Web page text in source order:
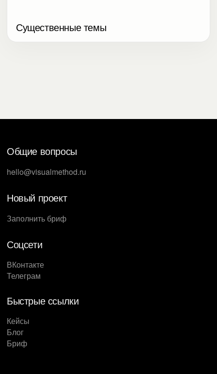
Существенные темы
Общие вопросы
hello@visualmethod.ru
Новый проект
Заполнить бриф
Соцсети
ВКонтакте
Телеграм
Быстрые ссылки
Кейсы
Блог
Бриф